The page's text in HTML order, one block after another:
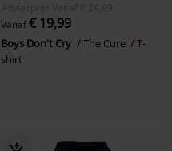
Adviesprijs Vanaf € 24,99
Vanaf€ 19,99
Boys Don't Cry The Cure
T-
shirt